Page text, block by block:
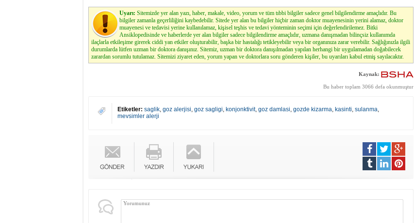
Uyarı: Sitemizde yer alan yazı, haber, makale, video, yorum ve tüm tıbbi bilgiler sadece genel bilgilendirme amaçlıdır. Bu
bilgiler zamanla geçerliliğini kaybedebilir. Sitede yer alan bu bilgiler hiçbir zaman doktor muayenesinin yerini alamaz, doktor
muayenesi ve tedavisi yerine kullanılamaz, kişisel teşhis ve tedavi yönteminin seçimi için değerlendirilemez. Bitki
Ansiklopedisinde ve haberlerde yer alan bilgiler sadece bilgilendirme amaçlıdır, uzmana danışmadan bilinçsiz kullanımda
ilaçlarla etkileşime girerek ciddi yan etkiler oluşturabilir, başka bir hastalığı tetikleyebilir veya bir organınıza zarar verebilir. Sağlığınızla ilgili
durumlarda lütfen uzman bir doktora danışınız. Sitemiz, uzman bir doktora danışılmadan yapılan herhangi bir uygulamadan doğabilecek
zarardan sorumlu tutulamaz. Sitemizi ziyaret eden, yorum yapan ve doktorlara soru gönderen kişiler, bu uyarıları kabul etmiş sayılacaktır.
Kaynak:
Bu haber toplam 3066 defa okunmuştur
Etiketler: saglik, goz alerjisi, goz sagligi, konjonktivit, goz damlasi, gozde kizarma, kasinti, sulanma,
mevsimler alerji